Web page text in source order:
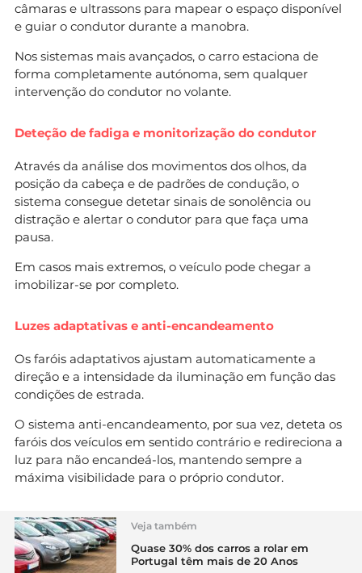
câmaras e ultrassons para mapear o espaço disponível
e guiar o condutor durante a manobra.
Nos sistemas mais avançados, o carro estaciona de
forma completamente autónoma, sem qualquer
intervenção do condutor no volante.
Deteção de fadiga e monitorização do condutor
Através da análise dos movimentos dos olhos, da
posição da cabeça e de padrões de condução, o
sistema consegue detetar sinais de sonolência ou
distração e alertar o condutor para que faça uma
pausa.
Em casos mais extremos, o veículo pode chegar a
imobilizar-se por completo.
Luzes adaptativas e anti-encandeamento
Os faróis adaptativos ajustam automaticamente a
direção e a intensidade da iluminação em função das
condições de estrada.
O sistema anti-encandeamento, por sua vez, deteta os
faróis dos veículos em sentido contrário e redireciona a
luz para não encandeá-los, mantendo sempre a
máxima visibilidade para o próprio condutor.
Veja também
Quase 30% dos carros a rolar em
Portugal têm mais de 20 Anos